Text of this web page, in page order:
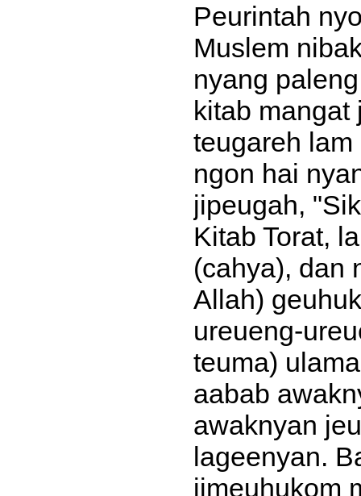
Peurintah
Muslem
nyang
kitab mangat
teugareh
ngon hai
jipeugah,
Kitab Torat,
(cahya), dan
Allah)
ureueng-
teuma)
aabab
awaknyan
lageenyan.
jimeuhukom